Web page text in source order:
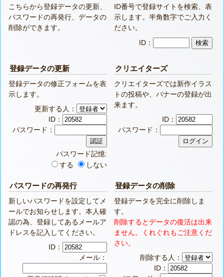
こちらから登録データの更新、
パスワードの再発行、データの
削除ができます。
ID番号で登録サイトを検索、表
示します。半角数字でご入力く
ださい。
ID：
登録データの更新
登録データの修正フォームを表
示します。
更新する人：
ID：
パスワード：
パスワード記憶:
する
しない
クリエイターズ
クリエイターズでは新作イラス
トの投稿や、バナーの登録が出
来ます。
ID：
パスワード：
パスワードの再発行
新しいパスワードを設定してメ
ールでお知らせします。本人確
認の為、登録してあるメールア
ドレスを記入してください。
ID：
メール：
登録データの削除
登録データを完全に削除しま
す。
削除するとデータの復活は出来
ません。くれぐれもご注意くだ
さい。
削除する人：
ID：